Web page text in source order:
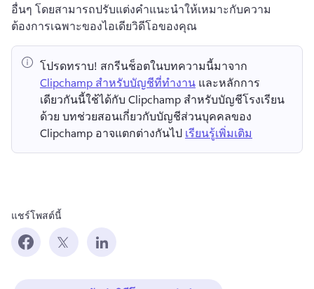
อื่นๆ โดยสามารถปรับแต่งคำแนะนำให้เหมาะกับความ
ต้องการเฉพาะของไอเดียวิดีโอของคุณ
โปรดทราบ!
Clipchamp สำหรับบัญชีที่ทำงาน และหลักการ
เดียวกันนี้ใช้ได้กับ Clipchamp สำหรับบัญชีโรงเรียน
ด้วย บทช่วยสอนเกี่ยวกับบัญชีส่วนบุคคลของ
Clipchamp อาจแตกต่างกันไป เรียนรู้เพิ่มเติม
แชร์โพสต์นี้